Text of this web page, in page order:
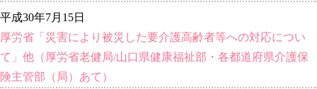
平成30年7月15日
厚労省「災害により被災した要介護高齢者等への対応につい
て」他（厚労省老健局/山口県健康福祉部・各都道府県介護保
険主管部（局）あて）